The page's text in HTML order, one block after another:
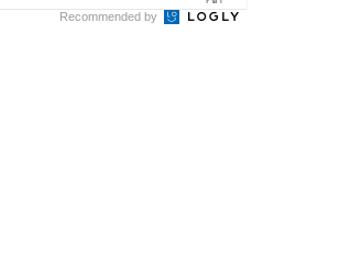
Recommended by